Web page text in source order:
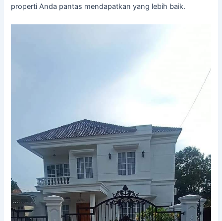
properti Anda pantas mendapatkan yang lebih baik.